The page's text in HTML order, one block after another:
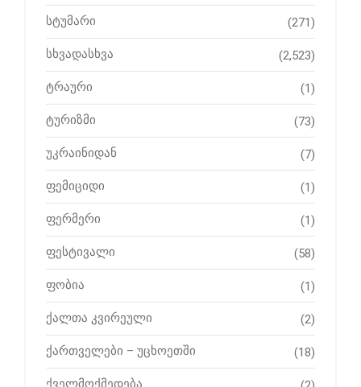
სტუმარი (271)
სხვადასხვა (2,523)
ტრაური (1)
ტურიზმი (73)
უკრაინიდან (7)
ფემიციდი (1)
ფერმერი (1)
ფესტივალი (58)
ფობია (1)
ქალთა კვირეული (2)
ქართველები – უცხოეთში (18)
ქველმოქმედება